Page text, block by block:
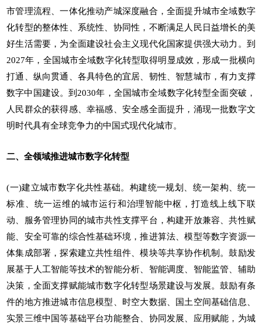
市管理流程、一体化推动产城深度融合，全面提升城市全域数字
化转型的整体性、系统性、协同性，不断满足人民日益增长的美
好生活需要，为全面建设社会主义现代化国家提供强大动力。到
2027年，全国城市全域数字化转型取得明显成效，形成一批横向
打通、纵向贯通、各具特色的宜居、韧性、智慧城市，有力支撑
数字中国建设。到2030年，全国城市全域数字化转型全面突破，
人民群众的获得感、幸福感、安全感全面提升，涌现一批数字文
明时代具有全球竞争力的中国式现代化城市。
二、全领域推进城市数字化转型
(一)建立城市数字化共性基础。构建统一规划、统一架构、统一
标准、统一运维的城市运行和治理智能中枢，打造线上线下联
动、服务管理协同的城市共性支撑平台，构建开放兼容、共性赋
能、安全可靠的综合性基础环境，推进算法、模型等数字资源一
体集成部署，探索建立共性组件、模块等共享协作机制。鼓励发
展基于人工智能等技术的智能分析、智能调度、智能监管、辅助
决策，全面支撑赋能城市数字化转型场景建设与发展。鼓励有条
件的地方推进城市信息模型、时空大数据、国土空间基础信息、
实景三维中国等基础平台功能整合、协同发展、应用赋能，为城